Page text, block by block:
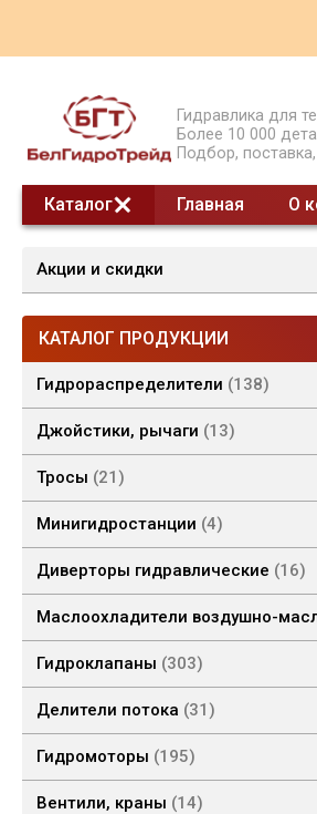
Гидравлика для
Более 10 000
Подбор, поставка,
Каталог Главная О
Акции и скидки
КАТАЛОГ ПРОДУКЦИИ
Гидрораспределители 138
Джойстики, рычаги 13
Тросы 21
Минигидростанции 4
Диверторы гидравлические 16
Маслоохладители воздушно-
Гидроклапаны 303
Делители потока 31
Гидромоторы 195
Вентили, краны 14